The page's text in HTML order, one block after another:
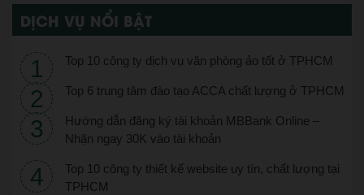
DỊCH VỤ NỔI BẬT
Top 10 công ty dịch vụ văn phòng ảo tốt ở TPHCM
Top 6 trung tâm đào tạo ACCA chất lượng ở TPHCM
Hướng dẫn đăng ký tài khoản MBBank Online –
Nhận ngay 30K vào tài khoản
Top 10 công ty thiết kế website uy tín, chất lượng tại
TPHCM